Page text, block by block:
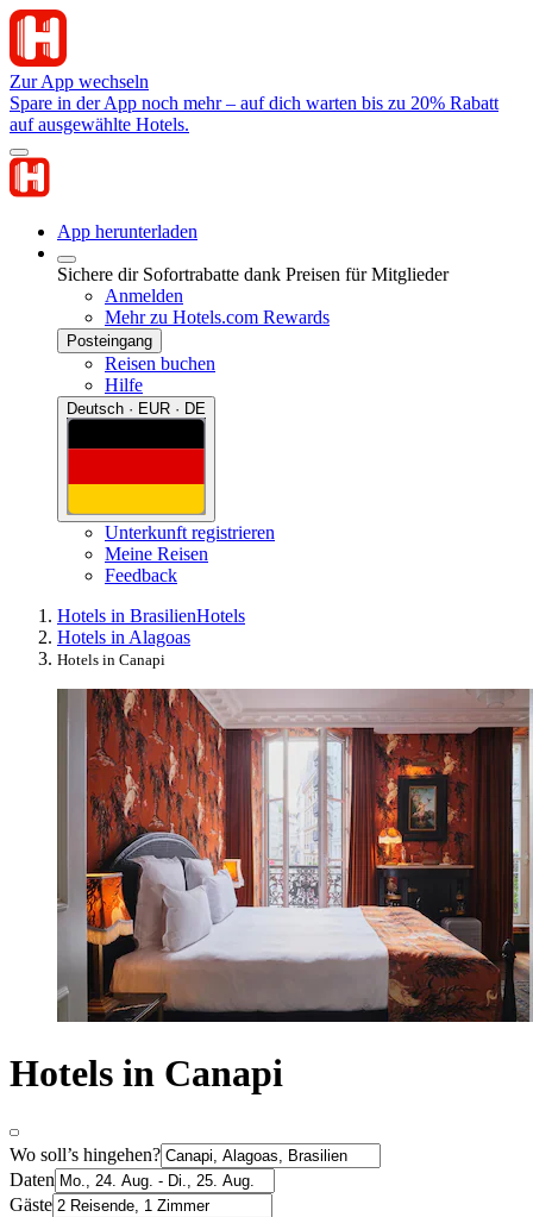
Zur App wechseln
Spare in der App noch mehr – auf dich warten bis zu 20% Rabatt
auf ausgewählte Hotels.
App herunterladen
Sichere dir Sofortrabatte dank Preisen für Mitglieder
Anmelden
Mehr zu Hotels.com Rewards
Posteingang
Reisen buchen
Hilfe
Deutsch · EUR · DE
Unterkunft registrieren
Meine Reisen
Feedback
Hotels in BrasilienHotels
Hotels in Alagoas
Hotels in Canapi
Hotels in Canapi
Wo soll’s hingehen?
Daten
Gäste